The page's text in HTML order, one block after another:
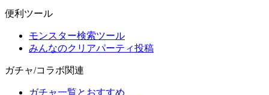
便利ツール
モンスター検索ツール
みんなのクリアパーティ投稿
ガチャ/コラボ関連
ガチャ一覧とおすすめ